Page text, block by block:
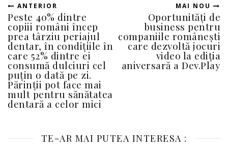
ANTERIOR
Peste 40% dintre
copiii români încep
prea târziu periajul
dentar, în condițiile în
care 52% dintre ei
consumă dulciuri cel
puțin o dată pe zi.
Părinții pot face mai
mult pentru sănătatea
dentară a celor mici
MAI NOU
Oportunități de
business pentru
companiile românești
care dezvoltă jocuri
video la ediția
aniversară a Dev.Play
TE-AR MAI PUTEA INTERESA :